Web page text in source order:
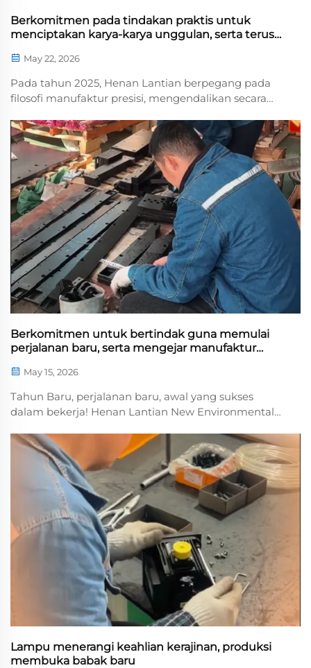
Berkomitmen pada tindakan praktis untuk
menciptakan karya-karya unggulan, serta terus
May 22, 2026
Pada tahun 2025, Henan Lantian berpegang pada
filosofi manufaktur presisi, mengendalikan secara
pemrosesan lembaran logam dan pembengkokan
CNC hingga perakitan mesin lengkap dan uji coba—
demi mencapai kesempurnaan...
Berkomitmen untuk bertindak guna memulai
perjalanan baru, serta mengejar manufaktur
May 15, 2026
Tahun Baru, perjalanan baru, awal yang sukses
dalam bekerja! Henan Lantian New Environmental
resmi kembali beroperasi. Kami tetap berpegang
pada manufaktur presisi, mengendalikan secara
ketat detail kualitas, dan menciptakan produk
berkualitas tinggi...
Lampu menerangi keahlian kerajinan, produksi
membuka babak baru